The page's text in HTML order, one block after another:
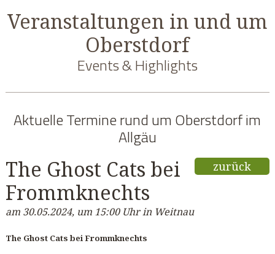
Veranstaltungen in und um
Oberstdorf
Events & Highlights
Aktuelle Termine rund um Oberstdorf im
Allgäu
zurück
The Ghost Cats bei
Frommknechts
am 30.05.2024, um 15:00 Uhr in Weitnau
The Ghost Cats bei Frommknechts